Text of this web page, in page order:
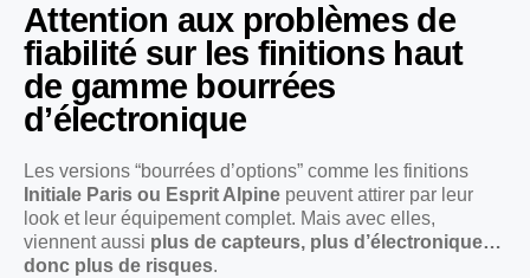
Attention aux problèmes de
fiabilité sur les finitions haut
de gamme bourrées
d’électronique
Les versions “bourrées d’options” comme les finitions
Initiale Paris ou Esprit Alpine peuvent attirer par leur
look et leur équipement complet. Mais avec elles,
viennent aussi plus de capteurs, plus d’électronique…
donc plus de risques.